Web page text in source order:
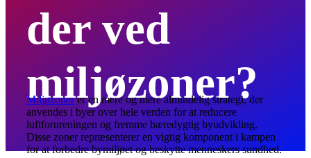
der ved
miljøzoner?
Miljøzonerer en mere og mere almindelig strategi, der
anvendes i byer over hele verden for at reducere
luftforureningen og fremme bæredygtig byudvikling.
Disse zoner repræsenterer en vigtig komponent i kampen
for at forbedre bymiljøet og beskytte menneskers sundhed.